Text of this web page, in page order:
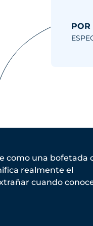
POR
como una bofetada
realmente el
cuando